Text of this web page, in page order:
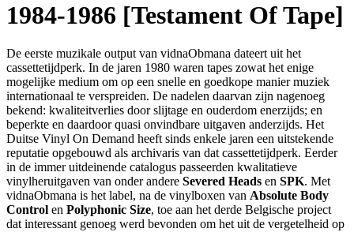
1984-1986 [Testament Of Tape]
De eerste muzikale output van vidnaObmana dateert uit het
cassettetijdperk. In de jaren 1980 waren tapes zowat het enige
mogelijke medium om op een snelle en goedkope manier muziek
internationaal te verspreiden. De nadelen daarvan zijn nagenoeg
bekend: kwaliteitverlies door slijtage en ouderdom enerzijds; en
beperkte en daardoor quasi onvindbare uitgaven anderzijds. Het
Duitse Vinyl On Demand heeft sinds enkele jaren een uitstekende
reputatie opgebouwd als archivaris van dat cassettetijdperk. Eerder
in de immer uitdeinende catalogus passeerden kwalitatieve
vinylheruitgaven van onder andere Severed Heads en SPK. Met
vidnaObmana is het label, na de vinylboxen van Absolute Body
Control en Polyphonic Size, toe aan het derde Belgische project
dat interessant genoeg werd bevonden om het uit de vergetelheid op